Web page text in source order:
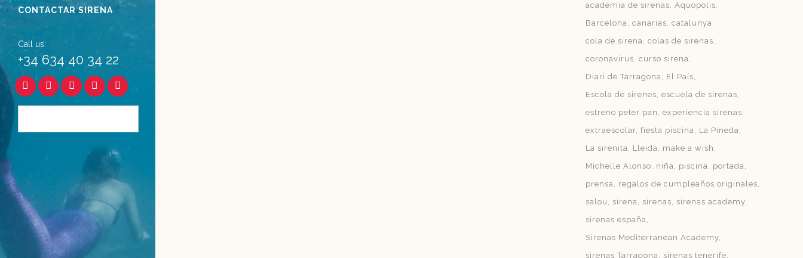
CONTACTAR SIRENA
Call us:
+34 634 40 34 22
academia de sirenas
Aquopolis
Barcelona
canarias
catalunya
cola de sirena
colas de sirenas
coronavirus
curso sirena
Diari de Tarragona
El País
Escola de sirenes
escuela de sirenas
estreno peter pan
experiencia sirenas
extraescolar fiesta piscina
La Pineda
La sirenita
Lleida
make a wish
Michelle Alonso
niña piscina
portada
prensa
regalos de cumpleaños originales
salou
sirena sirenas
sirenas academy
sirenas españa
Sirenas Mediterranean Academy
sirenas Tarragona
sirenas tenerife